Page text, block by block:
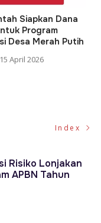
Siapkan Dana
Program
Desa Merah Putih
April 2026
Index
Risiko Lonjakan
APBN Tahun